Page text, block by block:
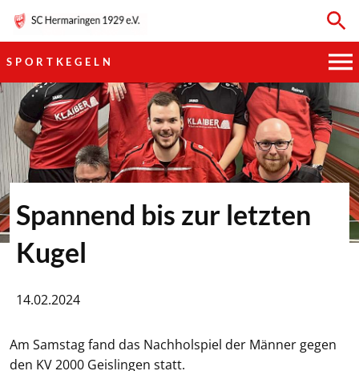
SPORTKEGELN
HAUPTVEREIN
SPORTKEGELN
FUSSBALL
GYMNASTIK
TISCHTENNIS
Spannend bis zur letzten
Kugel
14.02.2024
Am Samstag fand das Nachholspiel der Männer gegen
den KV 2000 Geislingen statt.